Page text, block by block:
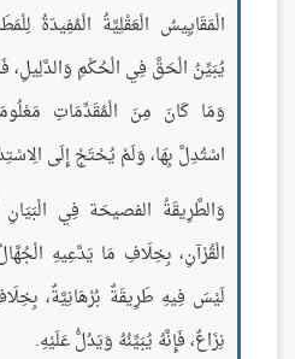
الْمَقَايِيسُ الْعَقْلِيَّةُ الْمُفِيدَةُ
يُبَيِّنُ الْحَقَّ فِي الْحُكْمِ وَالدَّلِيلِ،
وَمَا كَانَ مِنَ الْمُقَدِّمَاتِ
اسْتُدِلَّ بِهَا، وَلَمْ يُحْتَجْ إِلَى
وَالطَّرِيقَةُ الفصيحَة فِي
الْقُرْآنِ، بِخِلَافِ مَا يَدَّعِيهِ
لَيْسَ فِيهِ طَرِيقَةٌ بُرْهَانِيَّةٌ،
نِزَاعٌ، فَإِنَّهُ يُبَيِّنُهُ وَيَدُلُّ عَلَيْهِ.